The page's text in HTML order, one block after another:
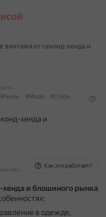
винтажа от секонд-хенда и
#Мода
#Стиль
хенда и
На основе источников, возможны неточности
Как это работает?
и блошиного рынка
в одежде,